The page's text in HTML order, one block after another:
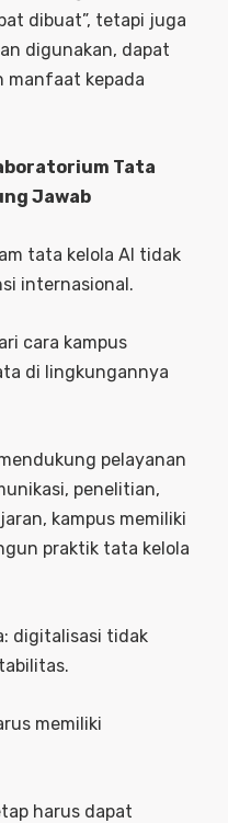
dibuat”, tetapi juga
digunakan, dapat
manfaat kepada
Tata
Jawab
tata kelola AI tidak
internasional.
cara kampus
di lingkungannya
pelayanan
penelitian,
kampus memiliki
praktik tata kelola
digitalisasi tidak
memiliki
harus dapat